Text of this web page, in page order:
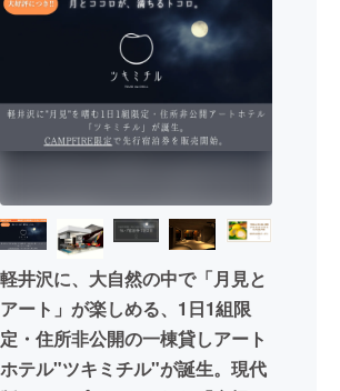
テクノロジー・ガジェット
映像・映画
ビジネス・起業
まちづくり・地域活性化
CAMPFIRE for Social Good
CAMPFIREふるさと納税
軽井沢に、大自然の中で「月見と
アート」が楽しめる、1日1組限
定・住所非公開の一棟貸しアート
ホテル"ツキミチル"が誕生。現代